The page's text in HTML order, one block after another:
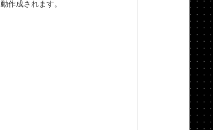
動作成されます。